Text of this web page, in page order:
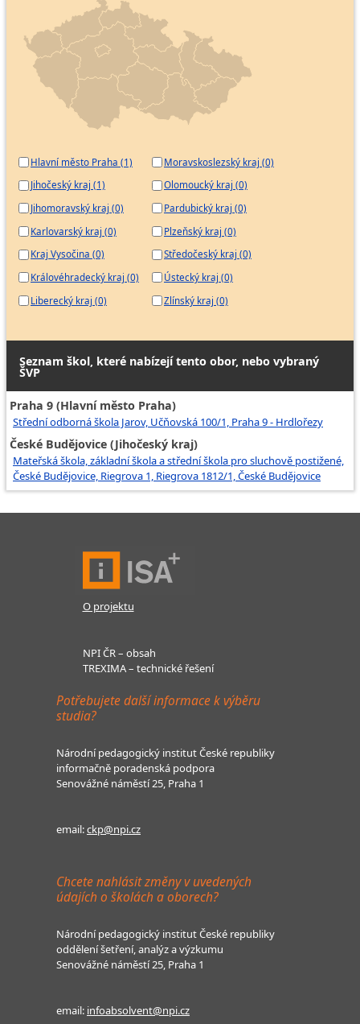
Hlavní město Praha (1)
Jihočeský kraj (1)
Jihomoravský kraj (0)
Karlovarský kraj (0)
Kraj Vysočina (0)
Královéhradecký kraj (0)
Liberecký kraj (0)
Moravskoslezský kraj (0)
Olomoucký kraj (0)
Pardubický kraj (0)
Plzeňský kraj (0)
Středočeský kraj (0)
Ústecký kraj (0)
Zlínský kraj (0)
Seznam škol, které nabízejí tento obor, nebo vybraný
ŠVP
Praha 9 (Hlavní město Praha)
Střední odborná škola Jarov, Učňovská 100/1, Praha 9 - Hrdlořezy
České Budějovice (Jihočeský kraj)
Mateřská škola, základní škola a střední škola pro sluchově postižené,
České Budějovice, Riegrova 1, Riegrova 1812/1, České Budějovice
O projektu
NPI ČR – obsah
TREXIMA – technické řešení
Potřebujete další informace k výběru
studia?
Národní pedagogický institut České republiky
informačně poradenská podpora
Senovážné náměstí 25, Praha 1
email:ckp@npi.cz
Chcete nahlásit změny v uvedených
údajích o školách a oborech?
Národní pedagogický institut České republiky
oddělení šetření, analýz a výzkumu
Senovážné náměstí 25, Praha 1
email: infoabsolvent@npi.cz